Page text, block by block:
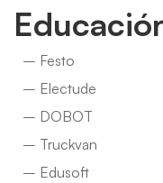
– Festo
– Electude
– DOBOT
– Truckvan
– Edusoft